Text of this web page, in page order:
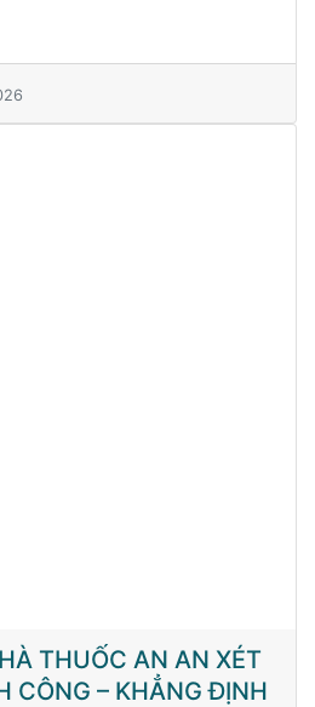
THUỐC AN AN XÉT
CÔNG – KHẲNG ĐỊNH